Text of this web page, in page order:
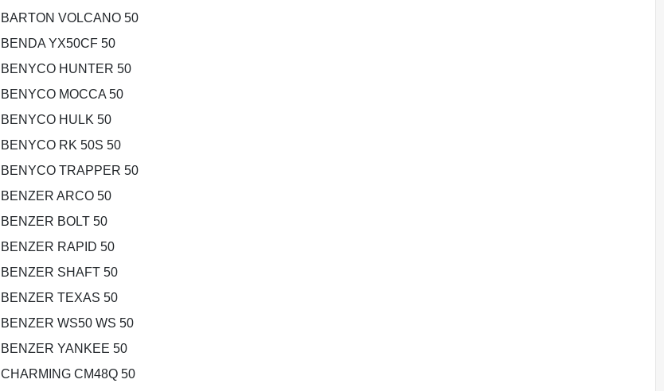
BARTON VOLCANO 50
BENDA YX50CF 50
BENYCO HUNTER 50
BENYCO MOCCA 50
BENYCO HULK 50
BENYCO RK 50S 50
BENYCO TRAPPER 50
BENZER ARCO 50
BENZER BOLT 50
BENZER RAPID 50
BENZER SHAFT 50
BENZER TEXAS 50
BENZER WS50 WS 50
BENZER YANKEE 50
CHARMING CM48Q 50